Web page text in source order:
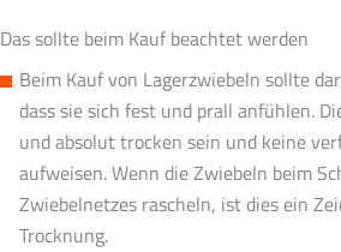
Das sollte beim Kauf beachtet werden
Beim Kauf von Lagerzwiebeln sollte
dass sie sich fest und prall anfühlen.
und absolut trocken sein und keine
aufweisen. Wenn die Zwiebeln beim
Zwiebelnetzes rascheln, ist dies ein
Trocknung.